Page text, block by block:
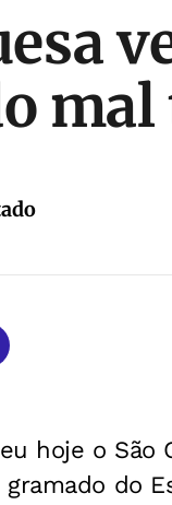
hoje o
do